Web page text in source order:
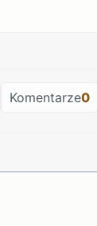
Komentarze0